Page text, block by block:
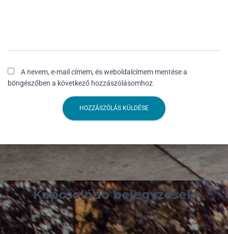
A nevem, e-mail címem, és weboldalcímem mentése a
böngészőben a következő hozzászólásomhoz.
Kapcsolódó bejegyzések